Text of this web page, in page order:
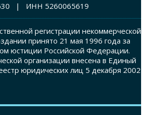
| ИНН 5260065619
регистрации некоммерческой
принято 21 мая 1996 года за
юстиции Российской Федерации.
организации внесена в Единый
юридических лиц 5 декабря 2002